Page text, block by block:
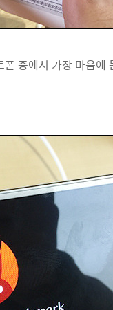
중에서 가장 마음에